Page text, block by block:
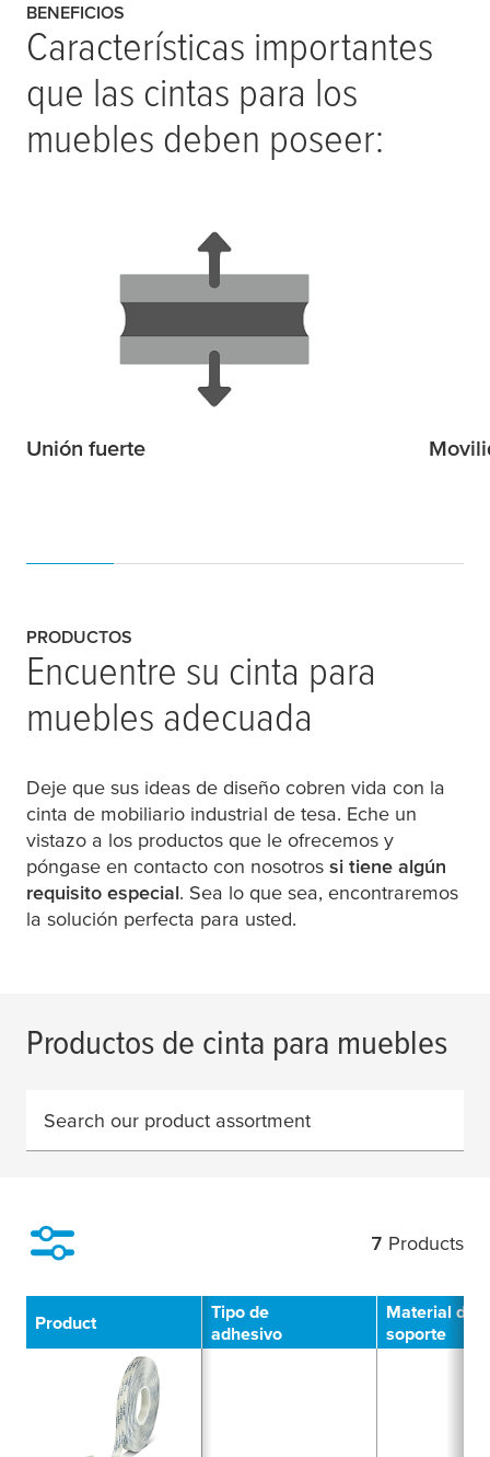
BENEFICIOS
Características importantes
que las cintas para los
muebles deben poseer:
Unión fuerte
PRODUCTOS
Encuentre su cinta para
muebles adecuada
Deje que sus ideas de diseño cobren vida con la
cinta de mobiliario industrial de tesa. Eche un
vistazo a los productos que le ofrecemos y
póngase en contacto con nosotros si tiene algún
requisito especial. Sea lo que sea, encontraremos
la solución perfecta para usted.
Productos de cinta para muebles
Search our product assortment
7 Products
Product
Tipo de
adhesivo
Material de
soporte